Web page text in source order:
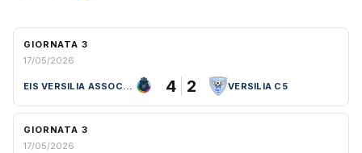
GIORNATA 3
17/05/2026
EIS VERSILIA ASSOCIAZIONE 4 2 VERSILIA C5
GIORNATA 3
17/05/2026